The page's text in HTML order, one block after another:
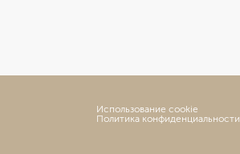
Использование cookie
Политика конфиденциальности